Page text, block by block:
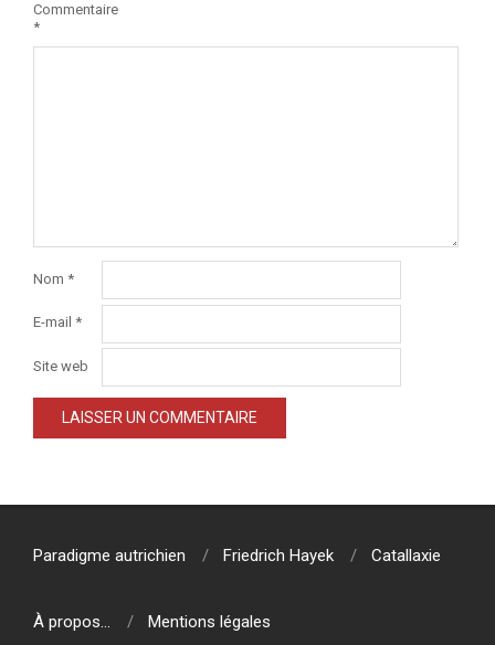
Commentaire
*
Nom *
E-mail *
Site web
Paradigme autrichien Friedrich Hayek Catallaxie
À propos… Mentions légales